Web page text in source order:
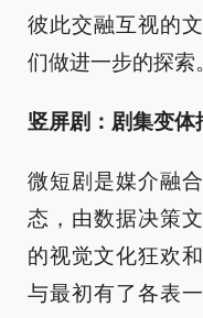
彼此交融互视的
们做进一步的探索
竖屏剧：剧集变体
微短剧是媒介融
态，由数据决策
的视觉文化狂欢
与最初有了各表